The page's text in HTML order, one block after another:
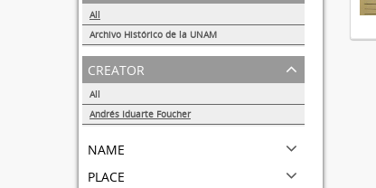
All
Archivo Histórico de la UNAM
1
creator
All
Andrés Iduarte Foucher
name
place